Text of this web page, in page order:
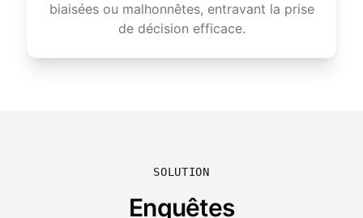
biaisées ou malhonnêtes, entravant la prise
de décision efficace.
SOLUTION
Enquêtes